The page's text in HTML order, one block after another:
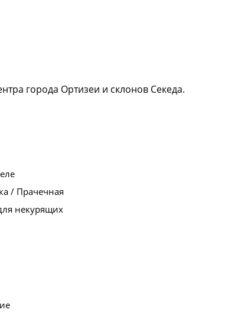
города Ортизеи и склонов Секеда.
/ Прачечная
некурящих